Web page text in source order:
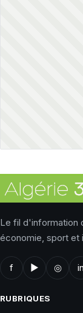
Le fil d'information
économie, sport et
f ▶ ◎ in
RUBRIQUES